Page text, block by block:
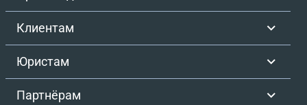
Клиентам
Юристам
Партнёрам